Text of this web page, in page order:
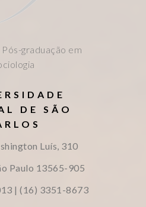
graduação em
DE SÃO
Luís, 310
Paulo 13565-905
| (16) 3351-8673